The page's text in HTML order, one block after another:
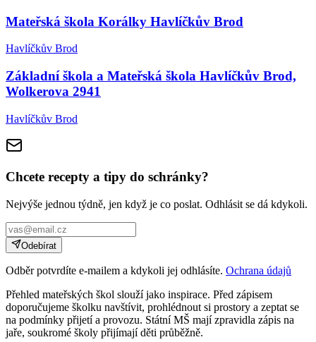
Mateřská škola Korálky Havlíčkův Brod
Havlíčkův Brod
Základní škola a Mateřská škola Havlíčkův Brod,
Wolkerova 2941
Havlíčkův Brod
Chcete recepty a tipy do schránky?
Nejvýše jednou týdně, jen když je co poslat. Odhlásit se dá kdykoli.
Odebírat
Odběr potvrdíte e-mailem a kdykoli jej odhlásíte. Ochrana údajů
Přehled mateřských škol slouží jako inspirace. Před zápisem
doporučujeme školku navštívit, prohlédnout si prostory a zeptat se
na podmínky přijetí a provozu. Státní MŠ mají zpravidla zápis na
jaře, soukromé školy přijímají děti průběžně.